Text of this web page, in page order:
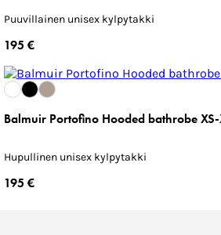
Puuvillainen unisex kylpytakki
195 €
Balmuir Portofino Hooded bathrobe XS-
Hupullinen unisex kylpytakki
195 €